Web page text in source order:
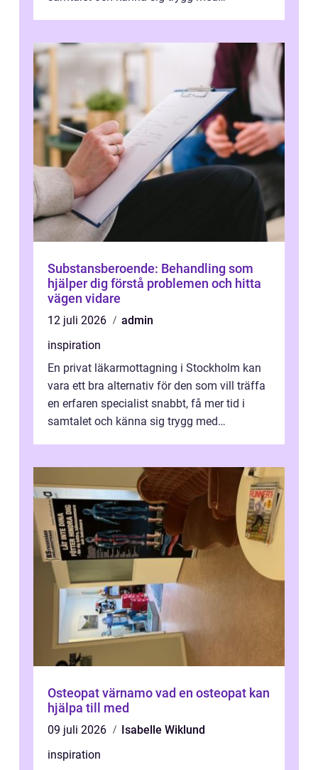
Substansberoende: Behandling som
hjälper dig förstå problemen och hitta
vägen vidare
12 juli 2026
admin
inspiration
En privat läkarmottagning i Stockholm kan
vara ett bra alternativ för den som vill träffa
en erfaren specialist snabbt, få mer tid i
samtalet och känna sig trygg med
Osteopat värnamo vad en osteopat kan
hjälpa till med
09 juli 2026
Isabelle Wiklund
inspiration